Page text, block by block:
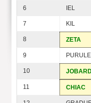
6 IEL
7 KIL
8 ZETA
9
10
11 CHIAC